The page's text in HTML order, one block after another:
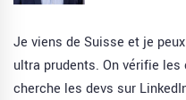
Je viens de Suisse et je
ultra prudents. On vérifie
cherche les devs sur